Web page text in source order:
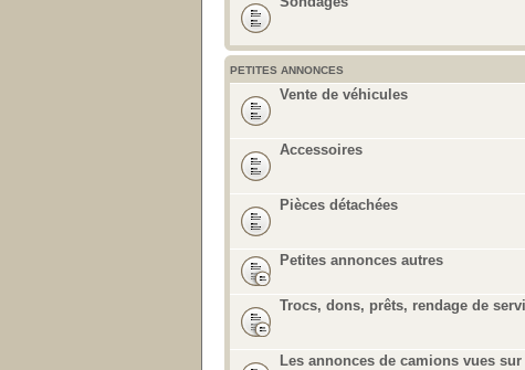
PETITES ANNONCES
Vente de véhicules
Accessoires
Pièces détachées
Petites annonces autres
Trocs, dons, prêts, rendage de
Les annonces de camions vues